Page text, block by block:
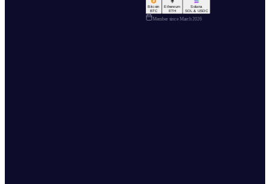
Bitcoin
BTC
Ethereum
ETH
Solana
SOL & USDC
Member sinceMarch 2026